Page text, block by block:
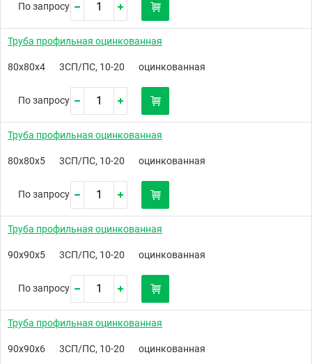
По запросу
Труба профильная оцинкованная
80х80х4 3СП/ПС, 10-20 оцинкованная
По запросу
Труба профильная оцинкованная
80х80х5 3СП/ПС, 10-20 оцинкованная
По запросу
Труба профильная оцинкованная
90х90х5 3СП/ПС, 10-20 оцинкованная
По запросу
Труба профильная оцинкованная
90х90х6 3СП/ПС, 10-20 оцинкованная